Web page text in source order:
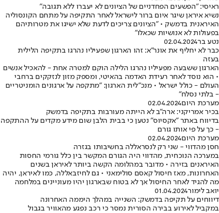
ראיסי: "הפשעים הפחדניים של הציונים לא יעברו ללא תגובה"
נשיא איראן שיגר איום ברור לישראל לאחר התקיפה על מתחם הקונסוליה
האיראנית בדמשק • "הציונים צריכים לדעת שלא ישיגו את מטרותיהם
בפעולות לא אנושיות שכאלו"
נטע בר02.04.2024
כבר לא יחליף את אונר"א: זהו הארגון שפעיליו נהרגו בתקיפה הלילית
בעזה
הארגון ששבעה מפעיליו נהרגו הלילה הוקם למטרה אחת - להאכיל אנשים
• הוא נוסד לאחר רעידת האדמה בהאיטי, ומספק מזון לנזקקים ברחבי
העולם - כולל ישראל • מנכ"לית הארגון: "מתקפה על ארגונים הומניטריים
- בלתי נסלח"
מערכת היום02.04.2024
בכיר אמריקני: ארה"ב לא הייתה מעורבות בתקיפה בדמשק
בדיווח באתר "אקסיוס" נטען כי בבית הלבן שום מידע מקדים על ההתקפה
- כך על פי אותו גורם
מערכת היום02.04.2024
חסן מהדווי - שני רק לנסראללה בחשיבותו בגזרה
במערכה הנוכחית, מהדווי היה הגורם המקשר בין כלל גורמי החסות
האיראנים בזירה • מדובר במהלומה הקשה ביותר לאיראן בשנים
האחרונות, מאז חיסול קאסם סולימאני • גם לחיזבאללה, כמו לאיראן, יהיה
מה להגיד לאחר החיסול אך לא בטוח שבארגון יהיו מעוניינים במלחמה
יואב לימור01.04.2024
דיווחים על תקיפה בדמשק: השנייה במהלך היממה האחרונה
במקביל לאירוע בבירה הסורית נמסר כי רכב נפגע מהאוויר בגבול